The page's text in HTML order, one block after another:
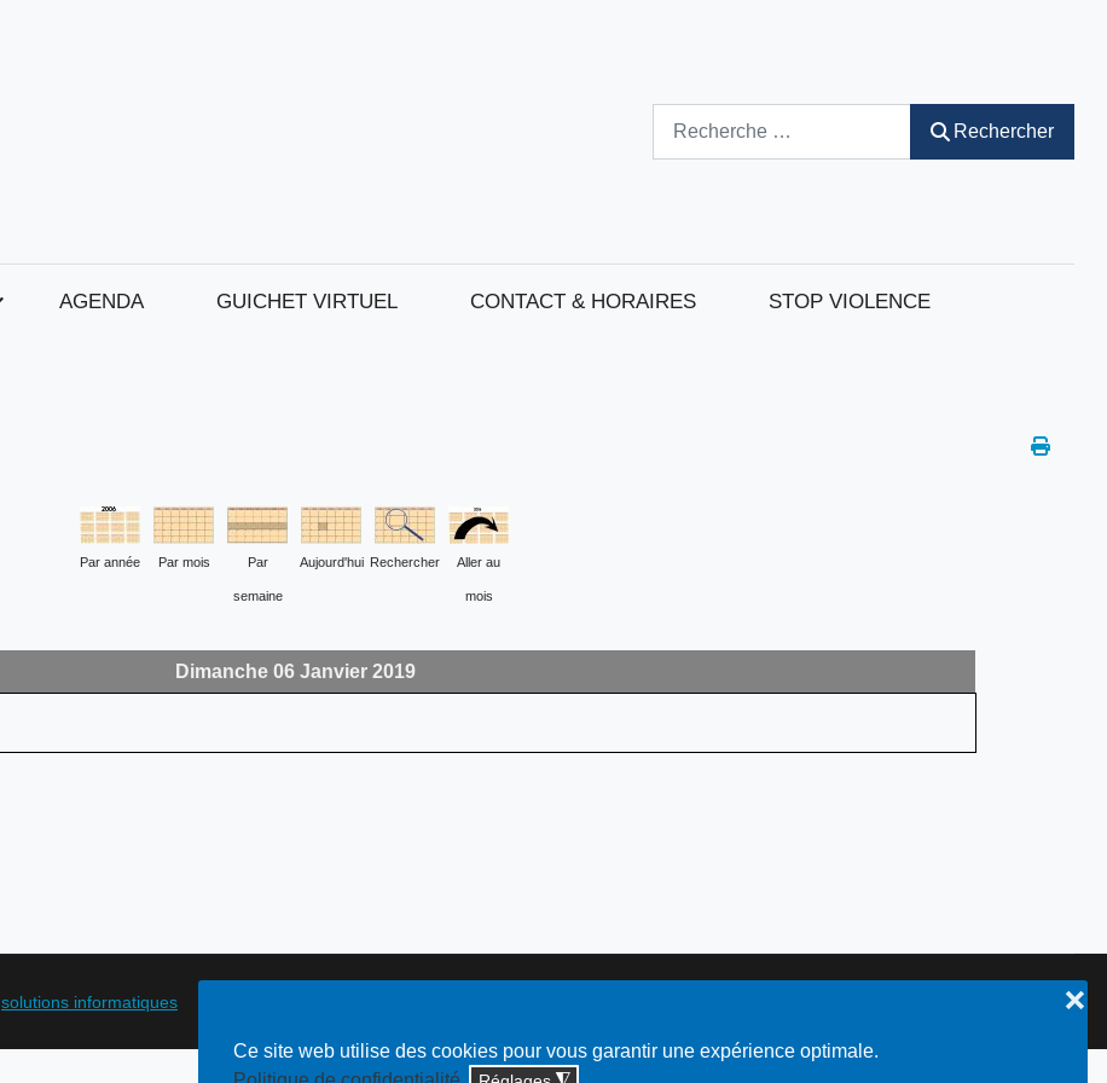
Ce site web utilise des cookies pour vous garantir une expérience optimale.
❌
Rechercher
AGENDA GUICHET VIRTUEL CONTACT & HORAIRES STOP VIOLENCE
Par année Par mois Par
semaine
Aujourd'hui Rechercher Aller au
mois
Dimanche 06 Janvier 2019
solutions informatiques